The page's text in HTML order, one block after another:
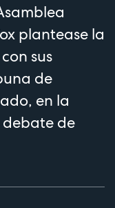
plantease la
sus
de
en la
de